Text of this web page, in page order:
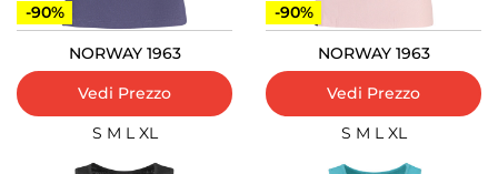
-90%
NORWAY 1963
Vedi Prezzo
S M L XL
-90%
NORWAY 1963
Vedi Prezzo
S M L XL